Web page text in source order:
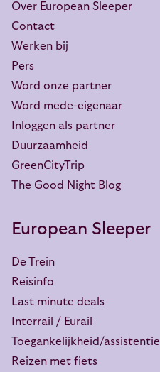
Over European Sleeper
Contact
Werken bij
Pers
Word onze partner
Word mede-eigenaar
Inloggen als partner
Duurzaamheid
GreenCityTrip
The Good Night Blog
European Sleeper
De Trein
Reisinfo
Last minute deals
Interrail / Eurail
Toegankelijkheid/assistentie
Reizen met fiets